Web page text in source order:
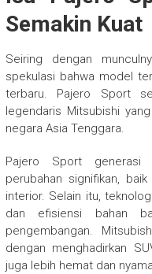
Semakin Kuat
Seiring dengan
spekulasi bahwa model
terbaru. Pajero Sport
legendaris Mitsubishi
negara Asia Tenggara.
Pajero Sport generasi
perubahan signifikan,
interior. Selain itu,
dan efisiensi bahan
pengembangan.
dengan menghadirkan
juga lebih hemat dan